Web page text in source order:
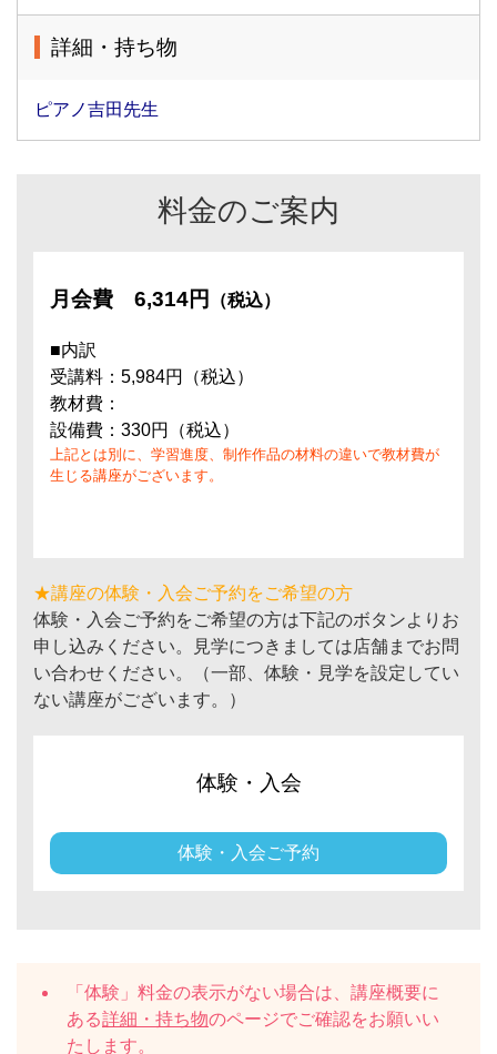
詳細・持ち物
ピアノ吉田先生
料金のご案内
月会費 6,314円 （税込）
■内訳
受講料：5,984円（税込）
教材費：
設備費：330円（税込）
上記とは別に、学習進度、制作作品の材料の違いで教材費が
生じる講座がございます。
★講座の体験・入会ご予約をご希望の方
体験・入会ご予約をご希望の方は下記のボタンよりお
申し込みください。見学につきましては店舗までお問
い合わせください。（一部、体験・見学を設定してい
ない講座がございます。）
体験・入会
体験・入会ご予約
「体験」料金の表示がない場合は、講座概要に
ある詳細・持ち物のページでご確認をお願いい
たします。